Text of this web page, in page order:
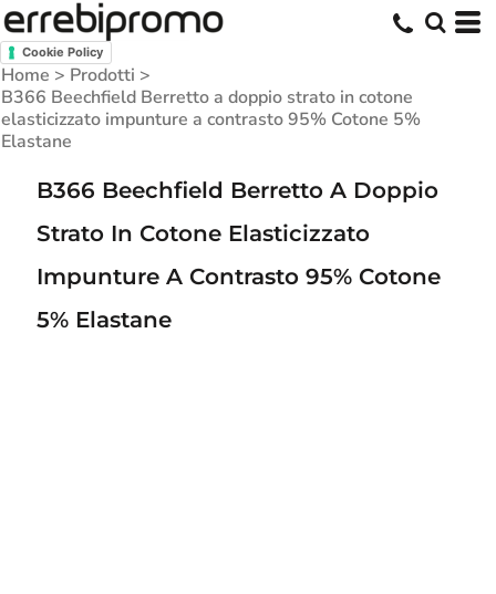
Cookie Policy
Home > Prodotti >
B366 Beechfield Berretto a doppio strato in cotone
elasticizzato impunture a contrasto 95% Cotone 5%
Elastane
B366 Beechfield Berretto A Doppio
Strato In Cotone Elasticizzato
Impunture A Contrasto 95% Cotone
5% Elastane